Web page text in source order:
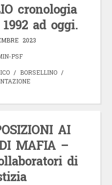
cronologia
ad oggi.
2023
PSF
/ BORSELLINO/
AI
DI MAFIA –
di